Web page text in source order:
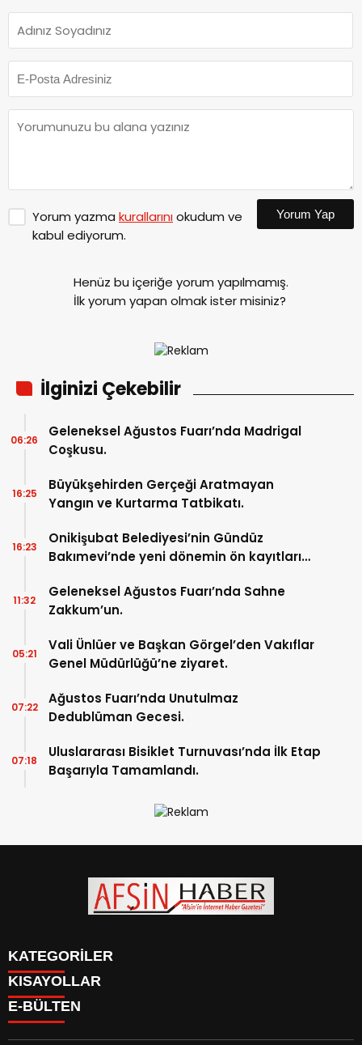
Yorum yazma kurallarınıokudum ve
kabul ediyorum.
Yorum Yap
Henüz bu içeriğe yorum yapılmamış.
İlk yorum yapan olmak ister misiniz?
İlginizi Çekebilir
Geleneksel Ağustos Fuarı’nda Madrigal
Coşkusu.
06:26
Büyükşehirden Gerçeği Aratmayan
Yangın ve Kurtarma Tatbikatı.
16:25
Onikişubat Belediyesi’nin Gündüz
Bakımevi’nde yeni dönemin ön kayıtları
16:23
Geleneksel Ağustos Fuarı’nda Sahne
Zakkum’un.
11:32
Vali Ünlüer ve Başkan Görgel’den Vakıflar
Genel Müdürlüğü’ne ziyaret.
05:21
Ağustos Fuarı’nda Unutulmaz
Dedublüman Gecesi.
07:22
Uluslararası Bisiklet Turnuvası’nda İlk Etap
Başarıyla Tamamlandı.
07:18
KATEGORİLER
SİYASET
EĞİTİM
KISAYOLLAR
SİYASET
EĞİTİM
E-BÜLTEN